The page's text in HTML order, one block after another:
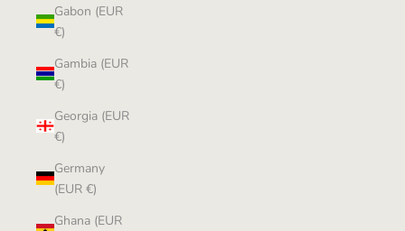
Gabon (EUR
€)
Gambia (EUR
€)
Georgia (EUR
€)
Germany
(EUR €)
Ghana (EUR